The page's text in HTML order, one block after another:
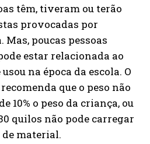
têm, tiveram ou terão
provocadas por
Mas, poucas pessoas
estar relacionada ao
na época da escola. O
que o peso não
10% o peso da criança, ou
quilos não pode carregar
de material.